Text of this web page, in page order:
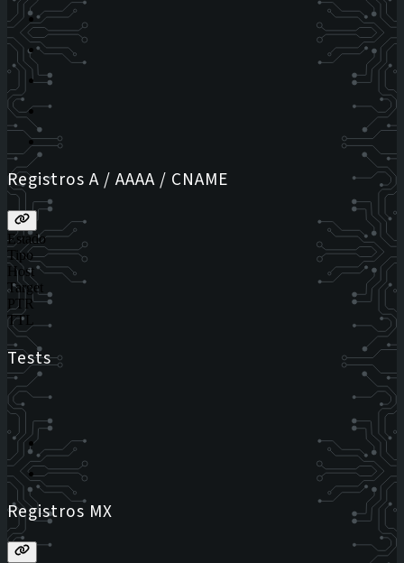
Registros A / AAAA / CNAME
Estado
Tipo
Host
Target
PTR
TTL
Tests
Registros MX